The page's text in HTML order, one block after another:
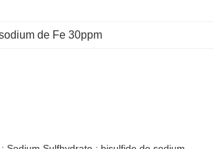
de Fe 30ppm